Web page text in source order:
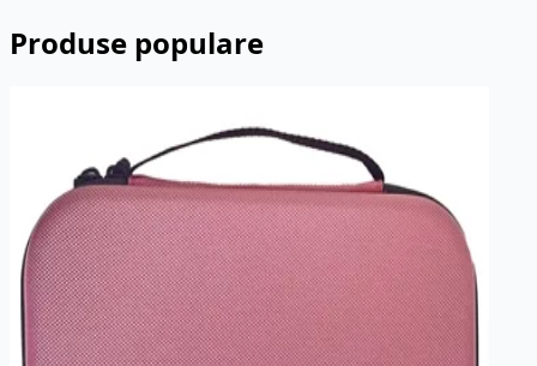
Produse populare